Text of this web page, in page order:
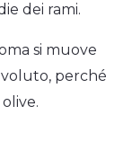
dei rami.
si muove
perché